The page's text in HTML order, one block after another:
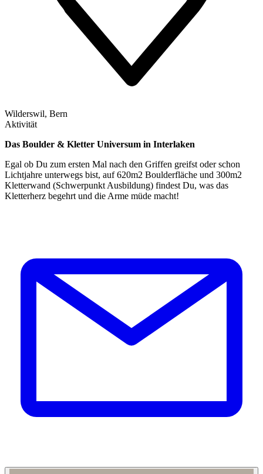
Wilderswil, Bern
Aktivität
Das Boulder & Kletter Universum in Interlaken
Egal ob Du zum ersten Mal nach den Griffen greifst oder schon
Lichtjahre unterwegs bist, auf 620m2 Boulderfläche und 300m2
Kletterwand (Schwerpunkt Ausbildung) findest Du, was das
Kletterherz begehrt und die Arme müde macht!